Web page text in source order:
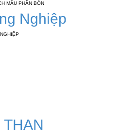
MẪU PHÂN BÓN
Nghiệp
THAN